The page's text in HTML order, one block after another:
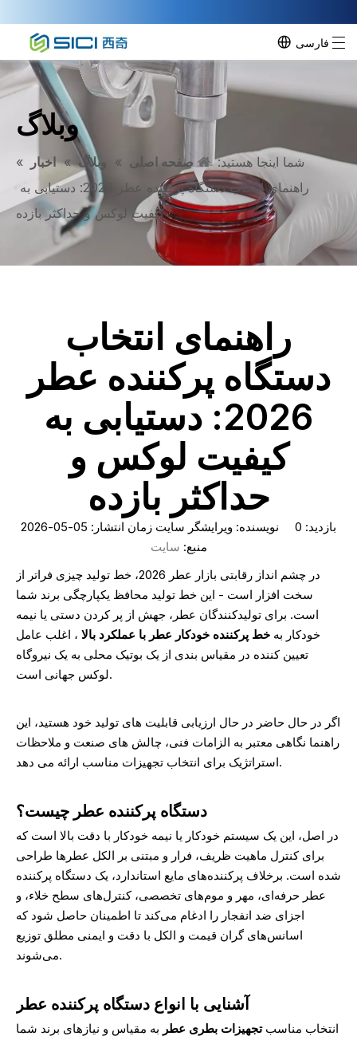
فارسی
وبلاگ
شما اینجا هستید: صفحه اصلی » وبلاگ » اخبار
»
راهنمای انتخاب دستگاه پرکننده عطر 2026: دستیابی به
کیفیت لوکس و حداکثر بازده
راهنمای انتخاب
دستگاه پرکننده عطر
2026: دستیابی به
کیفیت لوکس و
حداکثر بازده
بازدید: 0
نویسنده: ویرایشگر سایت زمان انتشار: 05-05-2026
منبع: سایت
در چشم انداز رقابتی بازار عطر 2026، خط تولید چیزی فراتر از
سخت افزار است - این خط تولید محافظ یکپارچگی برند شما
است. برای تولیدکنندگان عطر، جهش از پر کردن دستی یا نیمه
خودکار به خط پرکننده خودکار عطر با عملکرد بالا ، اغلب عامل
تعیین کننده در مقیاس بندی از یک بوتیک محلی به یک نیروگاه
لوکس جهانی است.
اگر در حال حاضر در حال ارزیابی قابلیت های تولید خود هستید، این
راهنما نگاهی معتبر به الزامات فنی، چالش های صنعت و ملاحظات
استراتژیک برای انتخاب تجهیزات مناسب ارائه می دهد.
دستگاه پرکننده عطر چیست؟
در اصل، این یک سیستم خودکار یا نیمه خودکار با دقت بالا است که
برای کنترل ماهیت ظریف، فرار و مبتنی بر الکل عطرها طراحی
شده است. برخلاف پرکننده‌های مایع استاندارد، یک دستگاه پرکننده
عطر حرفه‌ای، مهر و موم‌های تخصصی، کنترل‌های سطح خلاء، و
اجزای ضد انفجار را ادغام می‌کند تا اطمینان حاصل شود که
اسانس‌های گران قیمت و الکل با دقت و ایمنی مطلق توزیع
می‌شوند.
آشنایی با انواع دستگاه پرکننده عطر
انتخاب مناسبتجهیزات بطری عطر به مقیاس و نیازهای برند شما